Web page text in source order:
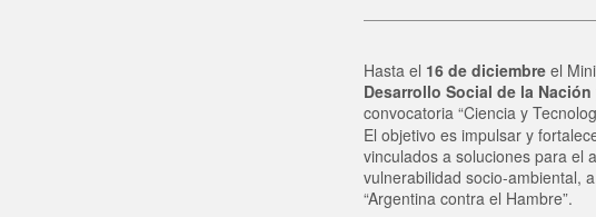
Hasta el 16 de diciembre el
Desarrollo Social de la Nación
convocatoria “Ciencia y
El objetivo es impulsar y
vinculados a soluciones para el
vulnerabilidad socio-ambiental,
“Argentina contra el Hambre”.